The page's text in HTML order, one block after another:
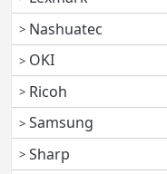
Nashuatec
OKI
Ricoh
Samsung
Sharp